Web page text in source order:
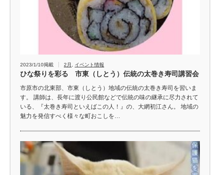
2023/1/10掲載 2月 イベント情報
ひな祭りを彩る 市東（しとう）伝統の太巻き寿司講習会
市原市の北東部、市東（しとう）地域の伝統の太巻き寿司を習いま
す。 講師は、長年に渡り公民館などで伝統の味の継承に尽力されて
いる、『太巻き寿司といえばこの人！』の、大網初江さん。 地域の
魅力を発信すべく様々な町おこしを…